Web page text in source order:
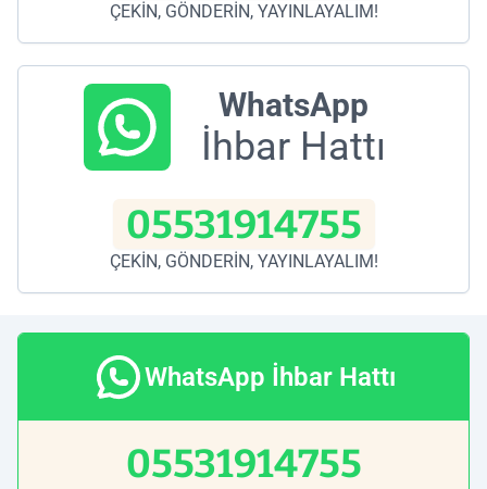
ÇEKİN, GÖNDERİN, YAYINLAYALIM!
WhatsApp
İhbar Hattı
05531914755
ÇEKİN, GÖNDERİN, YAYINLAYALIM!
WhatsApp İhbar Hattı
05531914755